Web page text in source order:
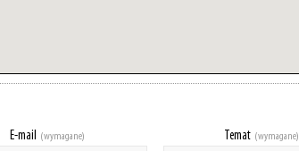
E-mail (wymagane) Temat (wymagane)